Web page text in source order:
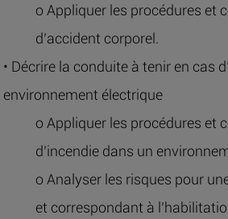
o Appliquer les procédures et
d’accident corporel.
• Décrire la conduite à tenir en cas
environnement électrique
o Appliquer les procédures et
d’incendie dans un
o Analyser les risques pour
et correspondant à